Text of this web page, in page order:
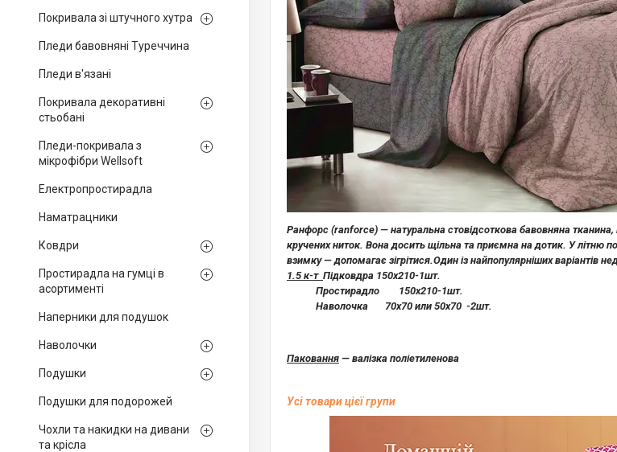
Покривала зі штучного хутра
Пледи бавовняні Туреччина
Пледи в'язані
Покривала декоративні
стьобані
Пледи-покривала з
мікрофібри Wellsoft
Електропростирадла
Наматрацники
Ковдри
Простирадла на гумці в
асортименті
Наперники для подушок
Наволочки
Подушки
Подушки для подорожей
Чохли та накидки на дивани
та крісла
Ранфорс (ranforce) — натуральна стовідсоткова бавовняна
кручених ниток. Вона досить щільна та приємна на дотик. У літню
взимку — допомагає зігрітися.Один із найпопулярніших варіантів
1.5 к-т Підковдра 150х210-1шт.
Простирадло 150х210-1шт.
Наволочка 70х70 или 50х70 -2шт.
Паковання — валізка поліетиленова
Усі товари цієї групи